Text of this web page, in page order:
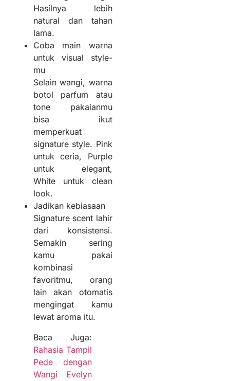
Hasilnya lebih
natural dan tahan
lama.
Coba main warna
untuk visual style-
mu
Selain wangi, warna
botol parfum atau
tone pakaianmu
bisa ikut
memperkuat
signature style. Pink
untuk ceria, Purple
untuk elegant,
White untuk clean
look.
Jadikan kebiasaan
Signature scent lahir
dari konsistensi.
Semakin sering
kamu pakai
kombinasi
favoritmu, orang
lain akan otomatis
mengingat kamu
lewat aroma itu.
Baca Juga:
Rahasia Tampil
Pede dengan
Wangi Evelyn